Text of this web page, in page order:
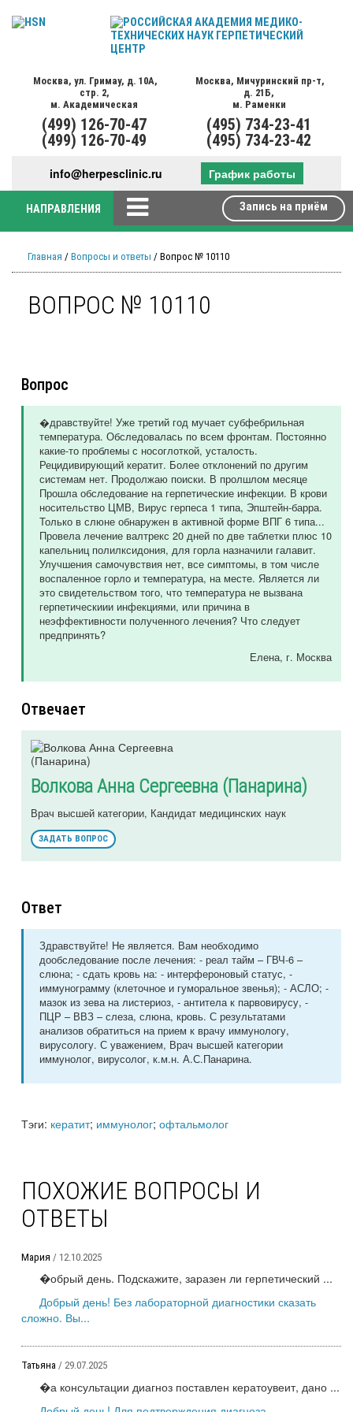
Москва, ул. Гримау, д. 10А,
стр. 2,
м. Академическая
(499) 126-70-47
(499) 126-70-49
Москва, Мичуринский пр-т,
д. 21Б,
м. Раменки
(495) 734-23-41
(495) 734-23-42
info@herpesclinic.ru График работы
НАПРАВЛЕНИЯ Запись на приём
Главная / Вопросы и ответы / Вопрос № 10110
ВОПРОС № 10110
Вопрос
�дравствуйте! Уже третий год мучает субфебрильная
температура. Обследовалась по всем фронтам. Постоянно
какие-то проблемы с носоглоткой, усталость.
Рецидивирующий кератит. Более отклонений по другим
системам нет. Продолжаю поиски. В пролшлом месяце
Прошла обследование на герпетические инфекции. В крови
носительство ЦМВ, Вирус герпеса 1 типа, Эпштейн-барра.
Только в слюне обнаружен в активной форме ВПГ 6 типа...
Провела лечение валтрекс 20 дней по две таблетки плюс 10
капельниц полилксидония, для горла назначили галавит.
Улучшения самочувствия нет, все симптомы, в том числе
воспаленное горло и температура, на месте. Является ли
это свидетельством того, что температура не вызвана
герпетическиии инфекциями, или причина в
неэффективности полученного лечения? Что следует
предпринять?
Елена, г. Москва
Отвечает
Волкова Анна Сергеевна (Панарина)
Врач высшей категории, Кандидат медицинских наук
ЗАДАТЬ ВОПРОС
Ответ
Здравствуйте! Не является. Вам необходимо
дообследование после лечения: - реал тайм – ГВЧ-6 –
слюна; - сдать кровь на: - интерфероновый статус, -
иммунограмму (клеточное и гуморальное звенья); - АСЛО; -
мазок из зева на листериоз, - антитела к парвовирусу, -
ПЦР – ВВЗ – слеза, слюна, кровь. С результатами
анализов обратиться на прием к врачу иммунологу,
вирусологу. С уважением, Врач высшей категории
иммунолог, вирусолог, к.м.н. А.С.Панарина.
Тэги: кератит; иммунолог; офтальмолог
ПОХОЖИЕ ВОПРОСЫ И
ОТВЕТЫ
Мария / 12.10.2025
�обрый день. Подскажите, заразен ли герпетический ...
Добрый день! Без лабораторной диагностики сказать
сложно. Вы...
Татьяна / 29.07.2025
�а консультации диагноз поставлен кератоувеит, дано ...